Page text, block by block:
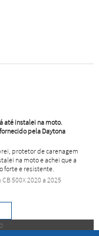
até instalei na moto.
pela Daytona
protetor de carenagem
na moto e achei que a
forte e resistente.
500X 2020 a 2025